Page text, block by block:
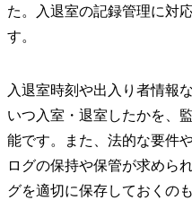
た。入退室の記録管理に対
す。
入退室時刻や出入り者情報
いつ入室・退室したかを、
能です。また、法的な要件
ログの保持や保管が求めら
グを適切に保存しておくの